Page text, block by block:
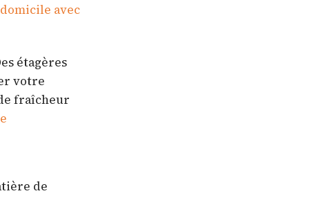
avec
étagères
votre
fraîcheur
de